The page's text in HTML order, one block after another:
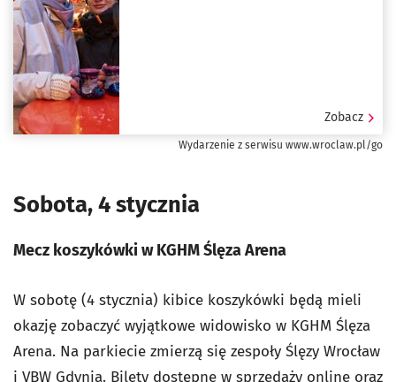
Zobacz
Wydarzenie z serwisu www.wroclaw.pl/go
Sobota, 4 stycznia
Mecz koszykówki w KGHM Ślęza Arena
W sobotę (4 stycznia) kibice koszykówki będą mieli
okazję zobaczyć wyjątkowe widowisko w KGHM Ślęza
Arena. Na parkiecie zmierzą się zespoły Ślęzy Wrocław
i VBW Gdynia. Bilety dostępne w sprzedaży online oraz